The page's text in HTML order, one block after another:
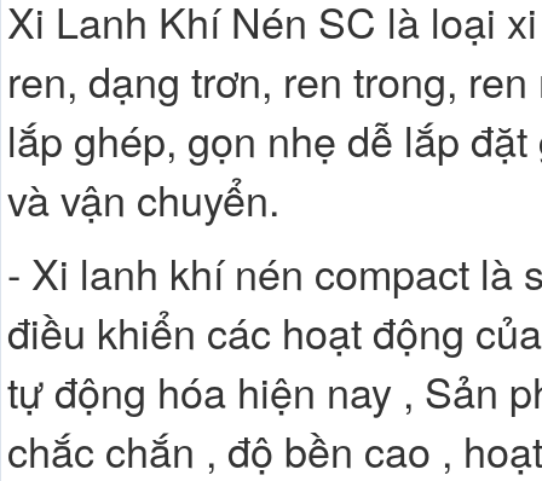
Xi Lanh Khí Nén SC là loại
ren, dạng trơn, ren trong,
lắp ghép, gọn nhẹ dễ lắp
và vận chuyển.
- Xi lanh khí nén compact là
điều khiển các hoạt động
tự động hóa hiện nay , Sản
chắc chắn , độ bền cao ,